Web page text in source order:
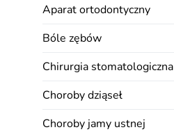
Aparat ortodontyczny
Bóle zębów
Chirurgia stomatologiczna
Choroby dziąseł
Choroby jamy ustnej